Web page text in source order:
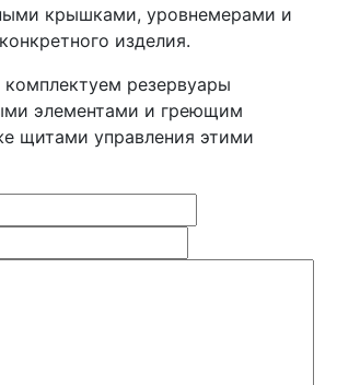
крышками, уровнемерами и
изделия.
резервуары
элементами и греющим
щитами управления этими